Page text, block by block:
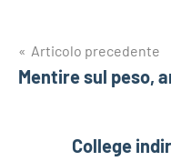
Navigazione
articoli
Articolo precedente
Mentire sul peso,
College